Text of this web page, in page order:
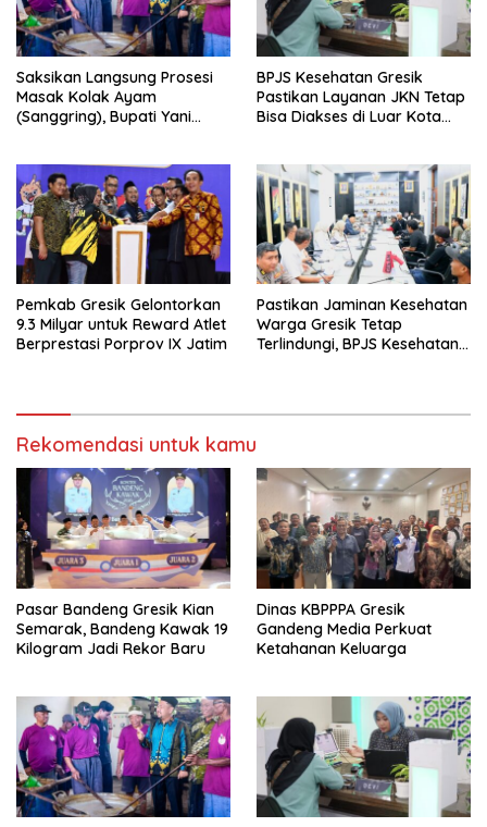
Saksikan Langsung Prosesi
Masak Kolak Ayam
(Sanggring), Bupati Yani
BPJS Kesehatan Gresik
Pastikan Layanan JKN Tetap
Bisa Diakses di Luar Kota
Pemkab Gresik Gelontorkan
9.3 Milyar untuk Reward Atlet
Berprestasi Porprov IX Jatim
Pastikan Jaminan Kesehatan
Warga Gresik Tetap
Terlindungi, BPJS Kesehatan
Rekomendasi untuk kamu
Pasar Bandeng Gresik Kian
Semarak, Bandeng Kawak 19
Kilogram Jadi Rekor Baru
Dinas KBPPPA Gresik
Gandeng Media Perkuat
Ketahanan Keluarga